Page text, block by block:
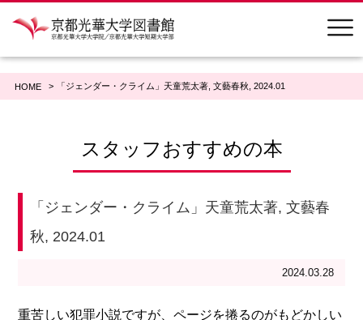
HOME 「ジェンダー・クライム」天童荒太著, 文藝春秋, 2024.01
スタッフおすすめの本
「ジェンダー・クライム」天童荒太著, 文藝春
秋, 2024.01
2024.03.28
重苦しい犯罪小説ですが、ページを捲るのがもどかしい